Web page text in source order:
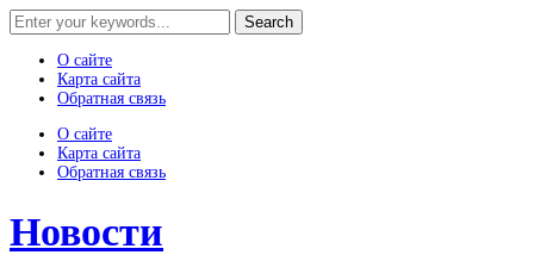
О сайте
Карта сайта
Обратная связь
О сайте
Карта сайта
Обратная связь
Новости